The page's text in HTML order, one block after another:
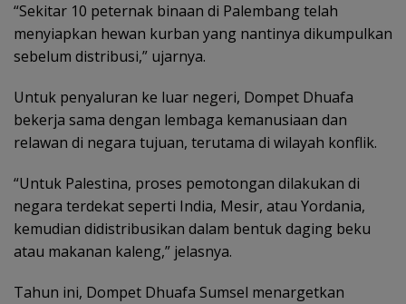
“Sekitar 10 peternak binaan di Palembang telah
menyiapkan hewan kurban yang nantinya dikumpulkan
sebelum distribusi,” ujarnya.
Untuk penyaluran ke luar negeri, Dompet Dhuafa
bekerja sama dengan lembaga kemanusiaan dan
relawan di negara tujuan, terutama di wilayah konflik.
“Untuk Palestina, proses pemotongan dilakukan di
negara terdekat seperti India, Mesir, atau Yordania,
kemudian didistribusikan dalam bentuk daging beku
atau makanan kaleng,” jelasnya.
Tahun ini, Dompet Dhuafa Sumsel menargetkan